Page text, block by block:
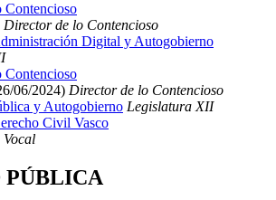
Contencioso
Director de lo Contencioso
Digital y Autogobierno
Contencioso
06/2024) Director de lo Contencioso
y Autogobierno Legislatura XII
Civil Vasco
Vocal